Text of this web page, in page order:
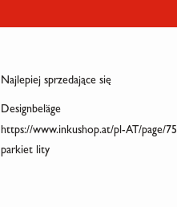
Najlepiej sprzedające się
Designbeläge
https://www.inkushop.at/pl-AT/page/75
parkiet lity